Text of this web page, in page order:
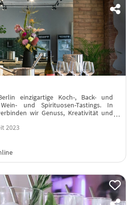
einzigartige Koch-, Back- und
und Spirituosen-Tastings. In
wir Genuss, Kreativität und
2023